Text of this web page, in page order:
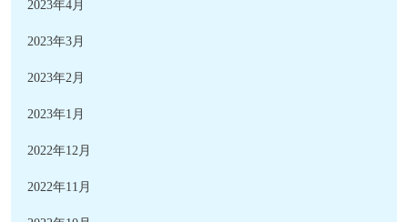
2023年4月
2023年3月
2023年2月
2023年1月
2022年12月
2022年11月